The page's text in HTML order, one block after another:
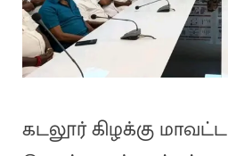
கடலூர் கிழக்கு மாவட்ட